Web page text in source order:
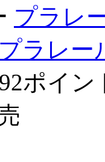
プラレ
ラレー
92ポイ